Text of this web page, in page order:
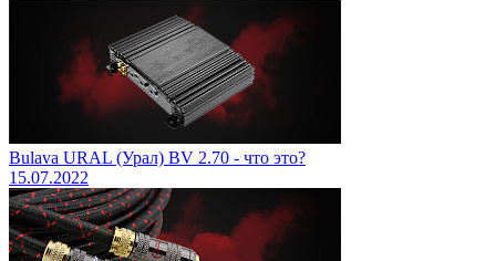
Bulava URAL (Урал) BV 2.70 - что это?
15.07.2022